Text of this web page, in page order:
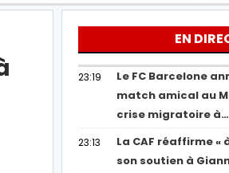
EN
23:19
Le FC Barcelone
match amical au
crise migratoire à…
23:13
La CAF réaffirme «
son soutien à